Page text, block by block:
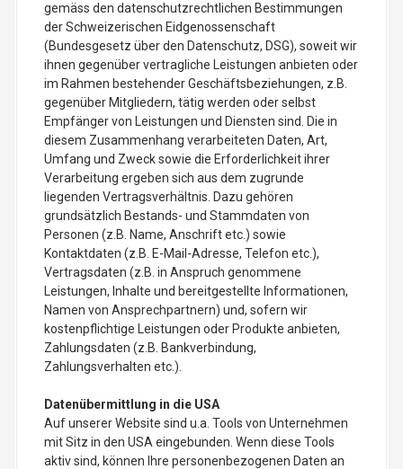
gemäss den datenschutzrechtlichen Bestimmungen
der Schweizerischen Eidgenossenschaft
(Bundesgesetz über den Datenschutz, DSG), soweit wir
ihnen gegenüber vertragliche Leistungen anbieten oder
im Rahmen bestehender Geschäftsbeziehungen, z.B.
gegenüber Mitgliedern, tätig werden oder selbst
Empfänger von Leistungen und Diensten sind. Die in
diesem Zusammenhang verarbeiteten Daten, Art,
Umfang und Zweck sowie die Erforderlichkeit ihrer
Verarbeitung ergeben sich aus dem zugrunde
liegenden Vertragsverhältnis. Dazu gehören
grundsätzlich Bestands- und Stammdaten von
Personen (z.B. Name, Anschrift etc.) sowie
Kontaktdaten (z.B. E-Mail-Adresse, Telefon etc.),
Vertragsdaten (z.B. in Anspruch genommene
Leistungen, Inhalte und bereitgestellte Informationen,
Namen von Ansprechpartnern) und, sofern wir
kostenpflichtige Leistungen oder Produkte anbieten,
Zahlungsdaten (z.B. Bankverbindung,
Zahlungsverhalten etc.).
Datenübermittlung in die USA
Auf unserer Website sind u.a. Tools von Unternehmen
mit Sitz in den USA eingebunden. Wenn diese Tools
aktiv sind, können Ihre personenbezogenen Daten an